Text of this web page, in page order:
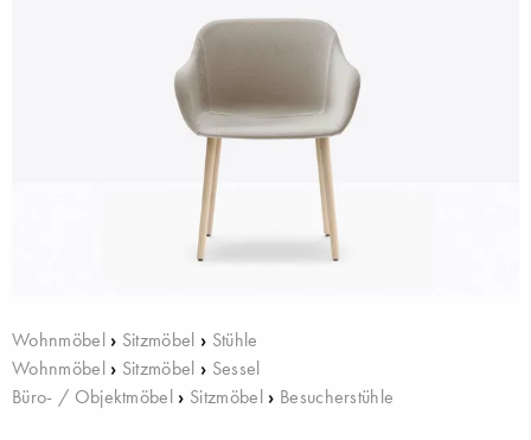
Wohnmöbel› Sitzmöbel › Stühle
Wohnmöbel› Sitzmöbel › Sessel
Büro- / Objektmöbel › Sitzmöbel› Besucherstühle